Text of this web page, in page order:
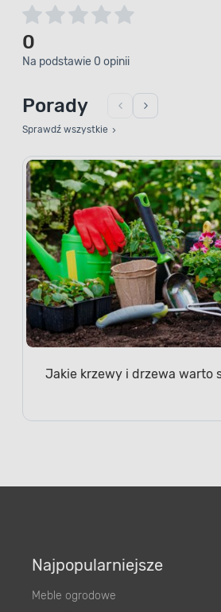
0
Na podstawie 0 opinii
Porady
Sprawdź wszystkie
Jakie krzewy i drzewa warto
Najpopularniejsze
Meble ogrodowe